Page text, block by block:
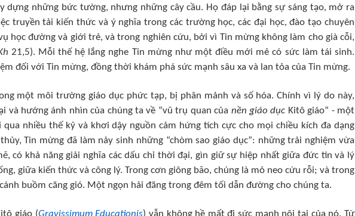
dựng những bức tường, nhưng những cây cầu. Họ đáp lại bằng sự sáng tạo, mở ra
truyền tải kiến thức và ý nghĩa trong các trường học, các đại học, đào tạo chuyên
học đường và giới trẻ, và trong nghiên cứu, bởi vì Tin mừng không làm cho già cỗi,
21,5). Mỗi thế hệ lắng nghe Tin mừng như một điều mới mẻ có sức làm tái sinh.
đối với Tin mừng, đồng thời khám phá sức mạnh sâu xa và lan tỏa của Tin mừng.
một môi trường giáo dục phức tạp, bị phân mảnh và số hóa. Chính vì lý do này,
và hướng ánh nhìn của chúng ta về “vũ trụ quan của nền giáo dục Kitô giáo” - một
nhiều thế kỷ và khơi dậy nguồn cảm hứng tích cực cho mọi chiều kích đa dạng
Tin mừng đã làm nảy sinh những “chòm sao giáo dục”: những trải nghiệm vừa
có khả năng giải nghĩa các dấu chỉ thời đại, gìn giữ sự hiệp nhất giữa đức tin và lý
giữa kiến thức và công lý. Trong cơn giông bão, chúng là mỏ neo cứu rỗi; và trong
buồm căng gió. Một ngọn hải đăng trong đêm tối dẫn đường cho chúng ta.
giáo (Gravissimum Educationis) vẫn không hề mất đi sức mạnh nội tại của nó. Từ